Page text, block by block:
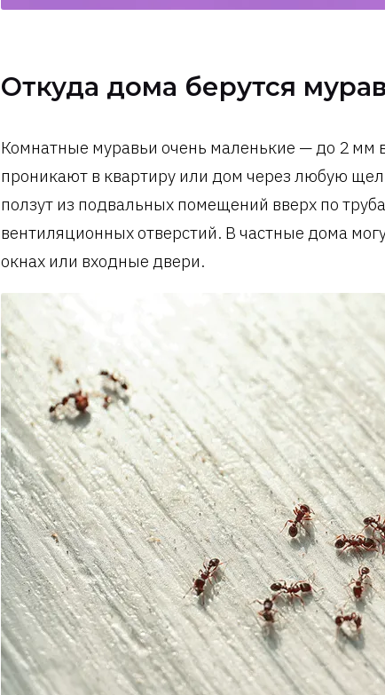
Откуда дома берутся
Комнатные муравьи очень маленькие — до 2 мм
проникают в квартиру или дом через любую
ползут из подвальных помещений вверх по
вентиляционных отверстий. В частные дома
окнах или входные двери.